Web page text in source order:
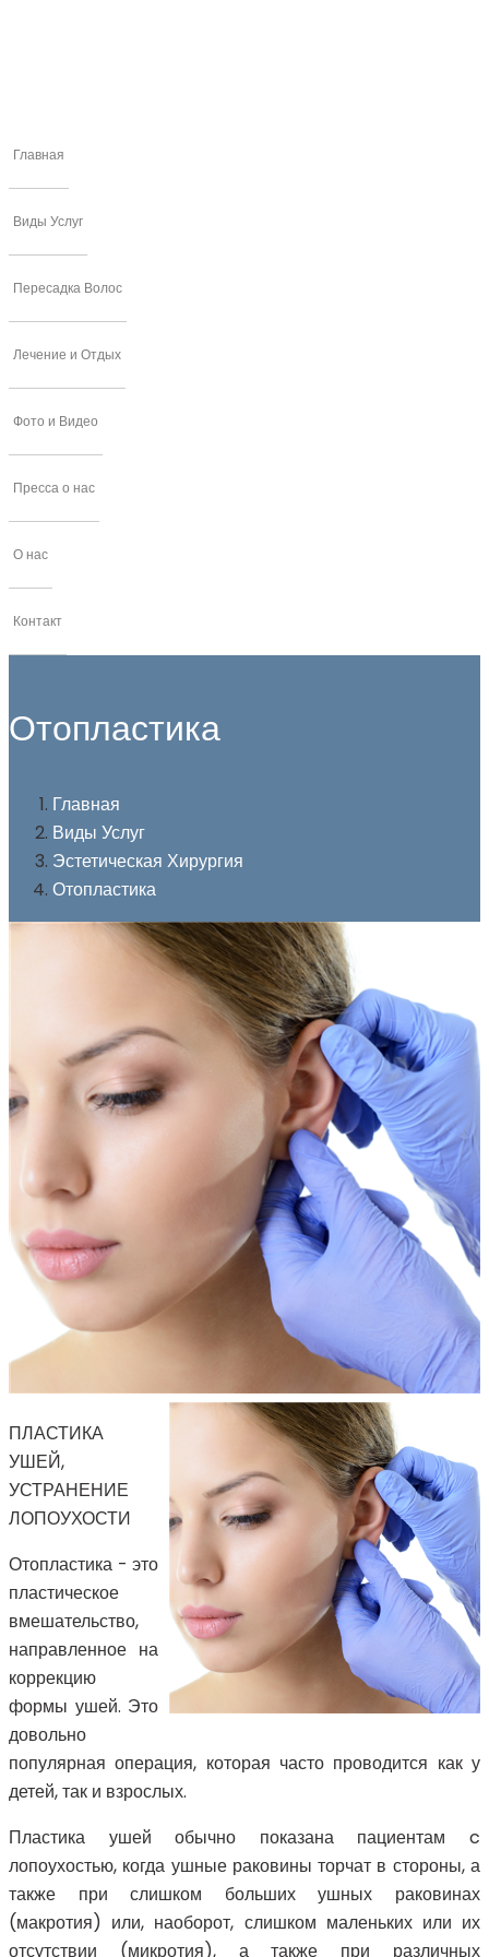
Главная
Виды Услуг
Пересадка Волос
Лечение и Отдых
Фото и Видео
Пресса о нас
О нас
Контакт
Отопластика
Главная
Виды Услуг
Эстетическая Хирургия
Отопластика
ПЛАСТИКА
УШЕЙ,
УСТРАНЕНИЕ
ЛОПОУХОСТИ
Отопластика - это
пластическое
вмешательство,
направленное на
коррекцию
формы ушей. Это
довольно
популярная операция, которая часто проводится как у
детей, так и взрослых.
Пластика ушей обычно показана пациентам c
лопоухостью, когда ушные раковины торчат в стороны, а
также при слишком больших ушных раковинах
(макротия) или, наоборот, слишком маленьких или их
отсутствии (микротия), а также при различных